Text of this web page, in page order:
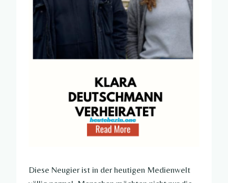
Diese Neugier ist in der heutigen Medienwelt